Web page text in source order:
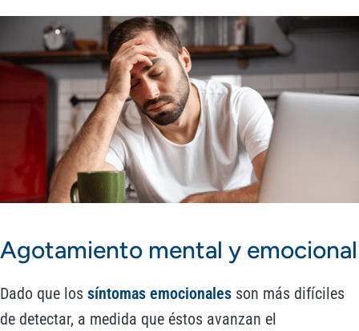
Agotamiento mental y emocional
Dado que los síntomas emocionales son más difíciles
de detectar, a medida que éstos avanzan el